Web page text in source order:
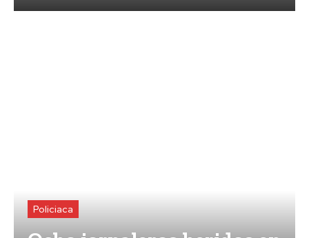
Policiaca